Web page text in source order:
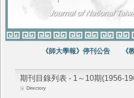
《師大學報》停刊公告 《教
期刊目錄列表 - 1～10期(1956-
Directory